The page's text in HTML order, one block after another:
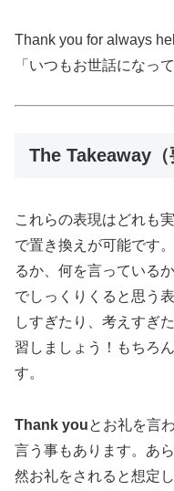
Thank you for always
「いつもお世話になっ
The Takeaway（
これらの表現はどれも
で置き換えが可能です
るか、何を言っている
でしっくりくると思う
しすぎたり、考えすぎ
習しましょう！もちろ
す。
Thank youとお礼を言
言う事もあります。あ
然お礼をされると想定